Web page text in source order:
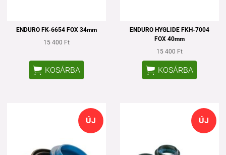
ENDURO FK-6654 FOX 34mm
15 400 Ft
 KOSÁRBA
ENDURO HYGLIDE FKH-7004
FOX 40mm
15 400 Ft
 KOSÁRBA
ÚJ ÚJ